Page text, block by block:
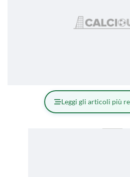
Leggi gli articoli più